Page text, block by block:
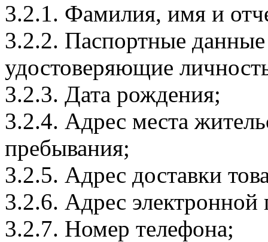
3.2.1. Фамилия, имя и
3.2.2. Паспортные
удостоверяющие
3.2.3. Дата рождения;
3.2.4. Адрес места
пребывания;
3.2.5. Адрес доставки
3.2.6. Адрес электронной
3.2.7. Номер телефона;